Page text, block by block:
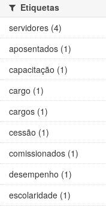
Etiquetas
servidores (4)
aposentados (1)
capacitação (1)
cargo (1)
cargos (1)
cessão (1)
comissionados (1)
desempenho (1)
escolaridade (1)